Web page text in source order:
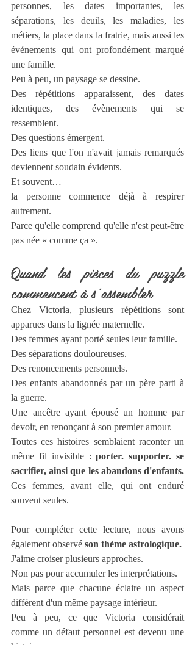
personnes, les dates importantes, les
séparations, les deuils, les maladies, les
métiers, la place dans la fratrie, mais aussi les
événements qui ont profondément marqué
une famille.
Peu à peu, un paysage se dessine.
Des répétitions apparaissent, des dates
identiques, des évènements qui se
ressemblent.
Des questions émergent.
Des liens que l'on n'avait jamais remarqués
deviennent soudain évidents.
Et souvent…
la personne commence déjà à respirer
autrement.
Parce qu'elle comprend qu'elle n'est peut-être
pas née « comme ça ».
Quand les pièces du puzzle
commencent à s'assembler
Chez Victoria, plusieurs répétitions sont
apparues dans la lignée maternelle.
Des femmes ayant porté seules leur famille.
Des séparations douloureuses.
Des renoncements personnels.
Des enfants abandonnés par un père parti à
la guerre.
Une ancêtre ayant épousé un homme par
devoir, en renonçant à son premier amour.
Toutes ces histoires semblaient raconter un
même fil invisible : porter. supporter. se
Ces femmes, avant elle, qui ont enduré
souvent seules.
Pour compléter cette lecture, nous avons
également observé son thème astrologique.
J'aime croiser plusieurs approches.
Non pas pour accumuler les interprétations.
Mais parce que chacune éclaire un aspect
différent d'un même paysage intérieur.
Peu à peu, ce que Victoria considérait
comme un défaut personnel est devenu une